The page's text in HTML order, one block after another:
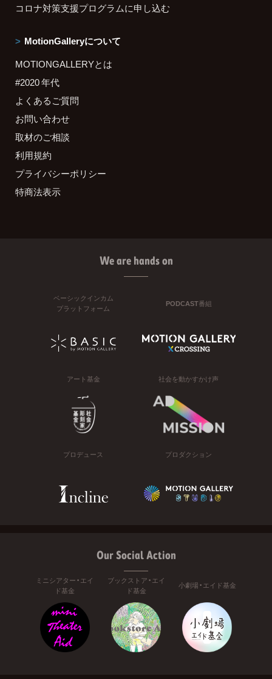
コロナ対策支援プログラムに申し込む
MotionGalleryについて
MOTIONGALLERYとは
#2020 年代
よくあるご質問
お問い合わせ
取材のご相談
利用規約
プライバシーポリシー
特商法表示
We are hands on
ベーシックインカム
プラットフォーム
PODCAST番組
アート基金 社会を動かすかけ声
プロデュース プロダクション
Our Social Action
ミニシアター・エイ
ド基金
ブックストア・エイ
ド基金
小劇場・エイド基金